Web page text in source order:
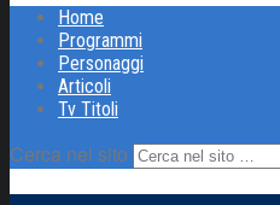
Home
Programmi
Personaggi
Articoli
Tv Titoli
Cerca nel sito